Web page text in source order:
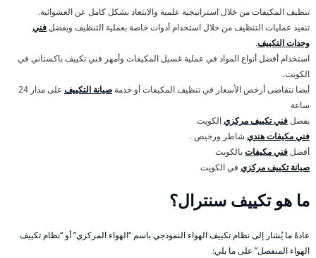
تنظيف المكيفات من خلال استراتيجية علمية والابتعاد بشكل كامل عن العشوائية.
تنفيذ عمليات التنظيف من خلال استخدام أدوات خاصة بعملية التنظيف وبفضلفني
وحدات التكييف.
استخدام أفضل أنواع المواد في عملية غسيل المكيفات وأمهر فني تكييف باكستاني في
الكويت.
أيضا نتقاضى أرخص الأسعار في تنظيف المكيفات أو خدمة صيانة التكييف
على مدار 24
ساعة
بفضلفني تكييف مركزيالكويت
فني مكيفات هندي شاطر ورخيص .
أفضلفني مكيفاتبالكويت
صيانة تكييف مركزي في الكويت
ما هو تكييف سنترال؟
عادةً ما يُشار إلى نظام تكييف الهواء النموذجي باسم “الهواء المركزي” أو “نظام تكييف
الهواء المنفصل” على ما يلي: